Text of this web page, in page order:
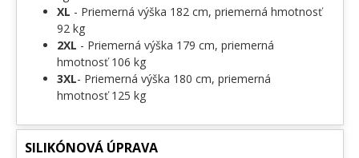
XL - Priemerná výška 182 cm, priemerná hmotnosť
92 kg
2XL - Priemerná výška 179 cm, priemerná
hmotnosť 106 kg
3XL- Priemerná výška 180 cm, priemerná
hmotnosť 125 kg
SILIKÓNOVÁ ÚPRAVA